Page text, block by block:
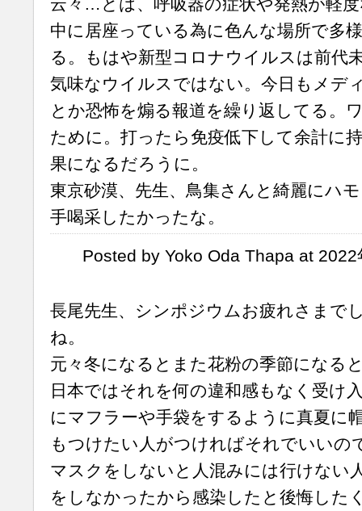
中に居座っている為に色んな場所で多
る。もはや新型コロナウイルスは前代
気味なウイルスではない。今日もメデ
とか恐怖を煽る報道を繰り返してる。
ために。打ったら免疫低下して余計に
果になるだろうに。
東京砂漠、先生、鳥集さんと綺麗にハ
手喝采したかったな。
Posted by Yoko Oda Thapa at
長尾先生、シンポジウムお疲れさまで
ね。
元々冬になるとまた花粉の季節になる
日本ではそれを何の違和感もなく受け
にマフラーや手袋をするように真夏に
もつけたい人がつければそれでいいの
マスクをしないと人混みには行けない
をしなかったから感染したと後悔した